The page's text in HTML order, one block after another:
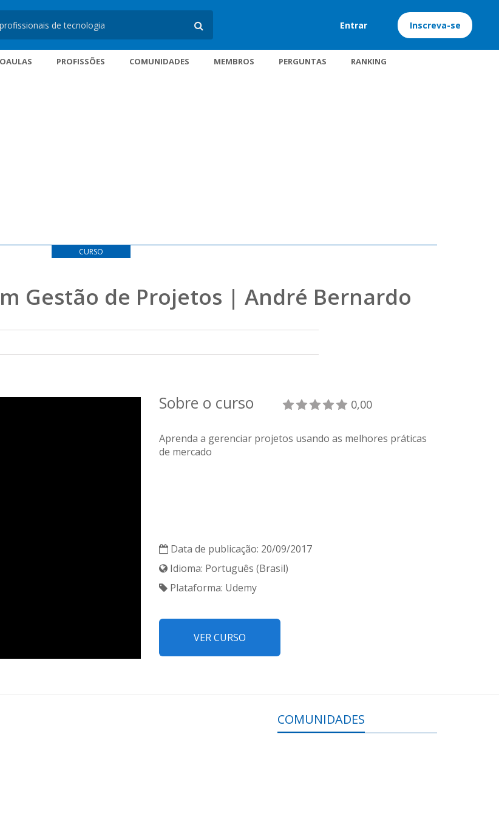
Entrar Inscreva-se
PROFISSÕES COMUNIDADES MEMBROS PERGUNTAS RANKING
CURSO
Gestão de Projetos | André Bernardo
Sobre o curso 0,00
Aprenda a gerenciar projetos usando as melhores práticas
de mercado
Data de publicação: 20/09/2017
Idioma: Português (Brasil)
Plataforma: Udemy
VER CURSO
COMUNIDADES